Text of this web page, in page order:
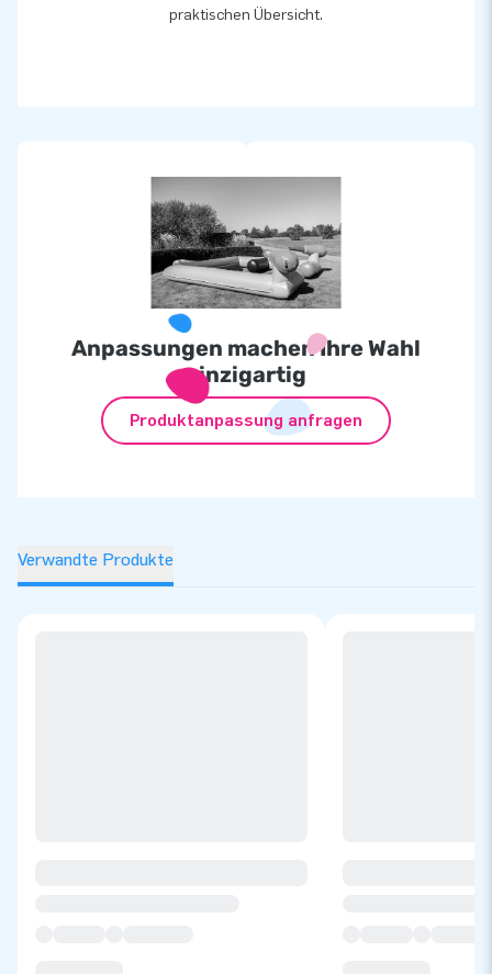
praktischen Übersicht.
Anpassungen machen Ihre Wahl
einzigartig
Produktanpassung anfragen
Verwandte Produkte